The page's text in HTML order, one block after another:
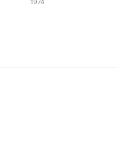
1974